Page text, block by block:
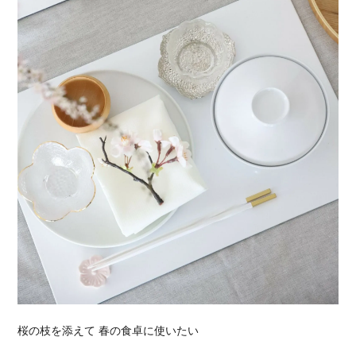
桜の枝を添えて 春の食卓に使いたい